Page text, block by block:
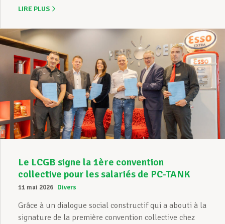
LIRE PLUS
Le LCGB signe la 1ère convention
collective pour les salariés de PC-TANK
11 mai 2026 Divers
Grâce à un dialogue social constructif qui a abouti à la
signature de la première convention collective chez